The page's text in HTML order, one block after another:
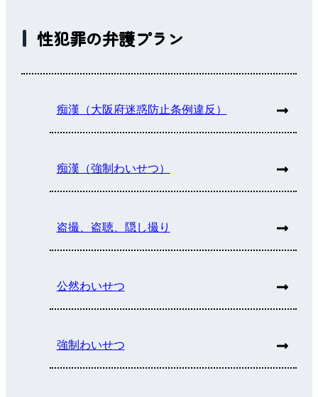
性犯罪の弁護プラン
痴漢（大阪府迷惑防止条例違反）
痴漢（強制わいせつ）
盗撮、盗聴、隠し撮り
公然わいせつ
強制わいせつ